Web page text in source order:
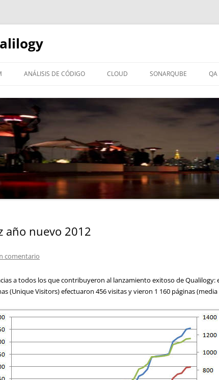
ANÁLISIS DE CÓDIGO CLOUD SONARQUBE
SONARQUBE – COBOL
SONARQUBE – PL/SQL
QA
año nuevo 2012
comentario
a todos los que contribuyeron al lanzamiento exitoso de Qualilogy:
(Unique Visitors) efectuaron 456 visitas y vieron 1 160 páginas